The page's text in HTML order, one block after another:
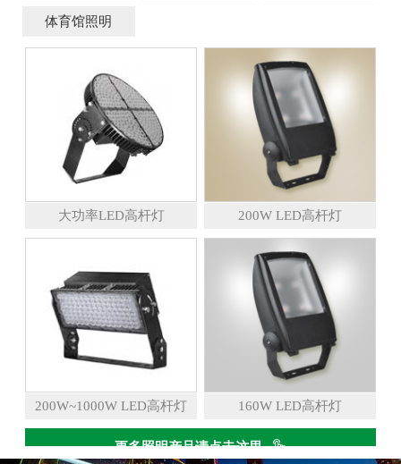
体育馆照明
大功率LED高杆灯 200W LED高杆灯
200W~1000W LED高杆灯 160W LED高杆灯
更多照明产品请点击这里